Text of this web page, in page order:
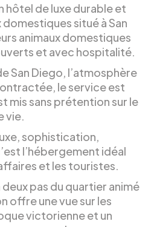
hôtel de luxe durable et
situé à San
animaux domestiques
et avec hospitalité.
San Diego, l’atmosphère
le service est
mis sans prétention sur le
vie.
sophistication,
l’hébergement idéal
et les touristes.
pas du quartier animé
offre une vue sur les
victorienne et un